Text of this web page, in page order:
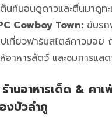
ต็นท์นอนดูดาวและตื่นมาดูท
Cowboy Town: ขับร
ปเที่ยวฟาร์มสไตล์คาวบอย
ห้อาหารสัตว์ และชมการแส
านอาหารเด็ด & คา
งบัวลำภู